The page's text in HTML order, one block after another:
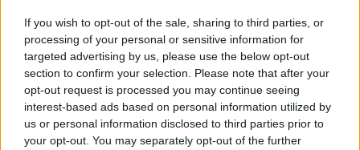
If you wish to opt-out of the sale, sharing to third parties, or
processing of your personal or sensitive information for
targeted advertising by us, please use the below opt-out
section to confirm your selection. Please note that after your
opt-out request is processed you may continue seeing
interest-based ads based on personal information utilized by
us or personal information disclosed to third parties prior to
your opt-out. You may separately opt-out of the further